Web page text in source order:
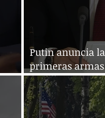
Putin anuncia
primeras
tácticas a